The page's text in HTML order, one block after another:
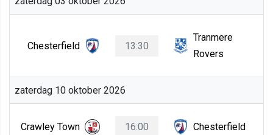
Chesterfield 13:30
Tranmere
Rovers
zaterdag 10 oktober 2026
Crawley Town 16:00 Chesterfield